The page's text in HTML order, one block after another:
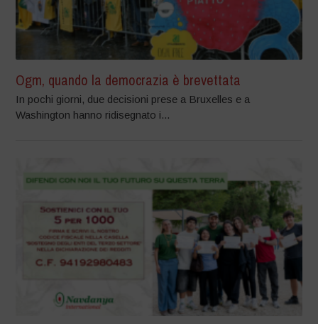
Ogm, quando la democrazia è brevettata
In pochi giorni, due decisioni prese a Bruxelles e a
Washington hanno ridisegnato i...